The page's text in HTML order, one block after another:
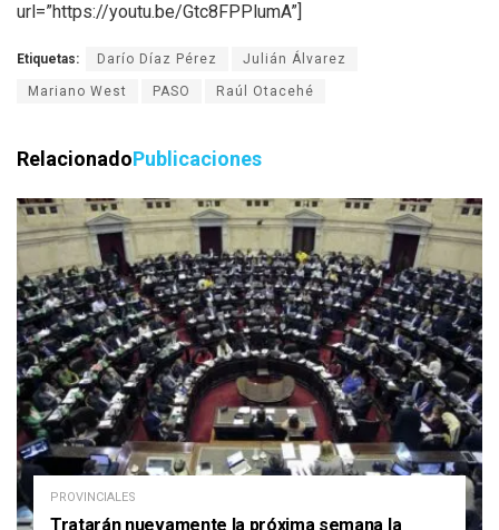
url=”https://youtu.be/Gtc8FPPlumA”]
Etiquetas: Darío Díaz Pérez Julián Álvarez
Mariano West PASO Raúl Otacehé
RelacionadoPublicaciones
PROVINCIALES
Tratarán nuevamente la próxima semana la